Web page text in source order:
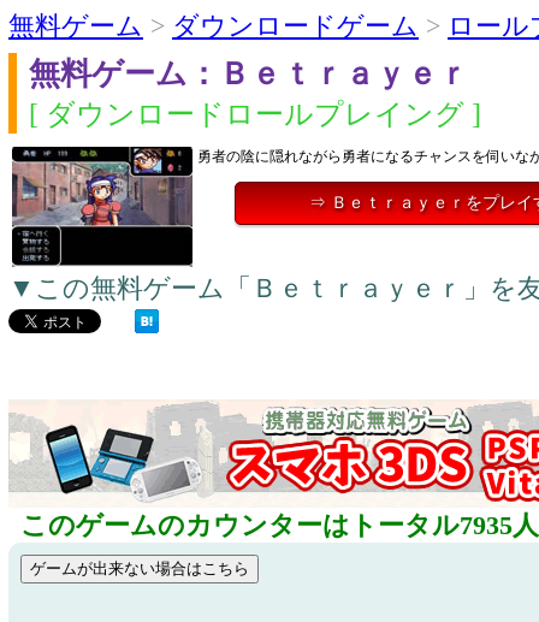
無料ゲーム > ダウンロードゲーム > ロー
無料ゲーム：Ｂｅｔｒａｙｅｒ
[ ダウンロードロールプレイング ]
勇者の陰に隠れながら勇者になるチャンスを伺いな
⇒ Ｂｅｔｒａｙｅｒをプレイ
▼この無料ゲーム「Ｂｅｔｒａｙｅｒ」を
このゲームのカウンターはトータル7935